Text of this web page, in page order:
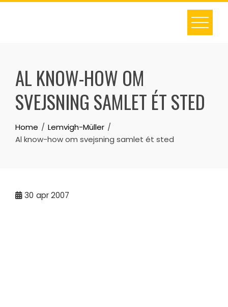
Skip
AL KNOW-HOW OM
SVEJSNING SAMLET ÉT STED
Home
Lemvigh-Müller
Al know-how om svejsning samlet ét sted
30 apr 2007